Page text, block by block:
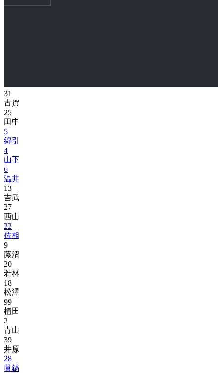
31
古賀
25
田中
5
綿引
4
山下
6
温井
13
吉武
27
西山
22
佐相
9
藤沼
20
若林
18
松澤
99
植田
2
青山
39
井原
28
眞鍋